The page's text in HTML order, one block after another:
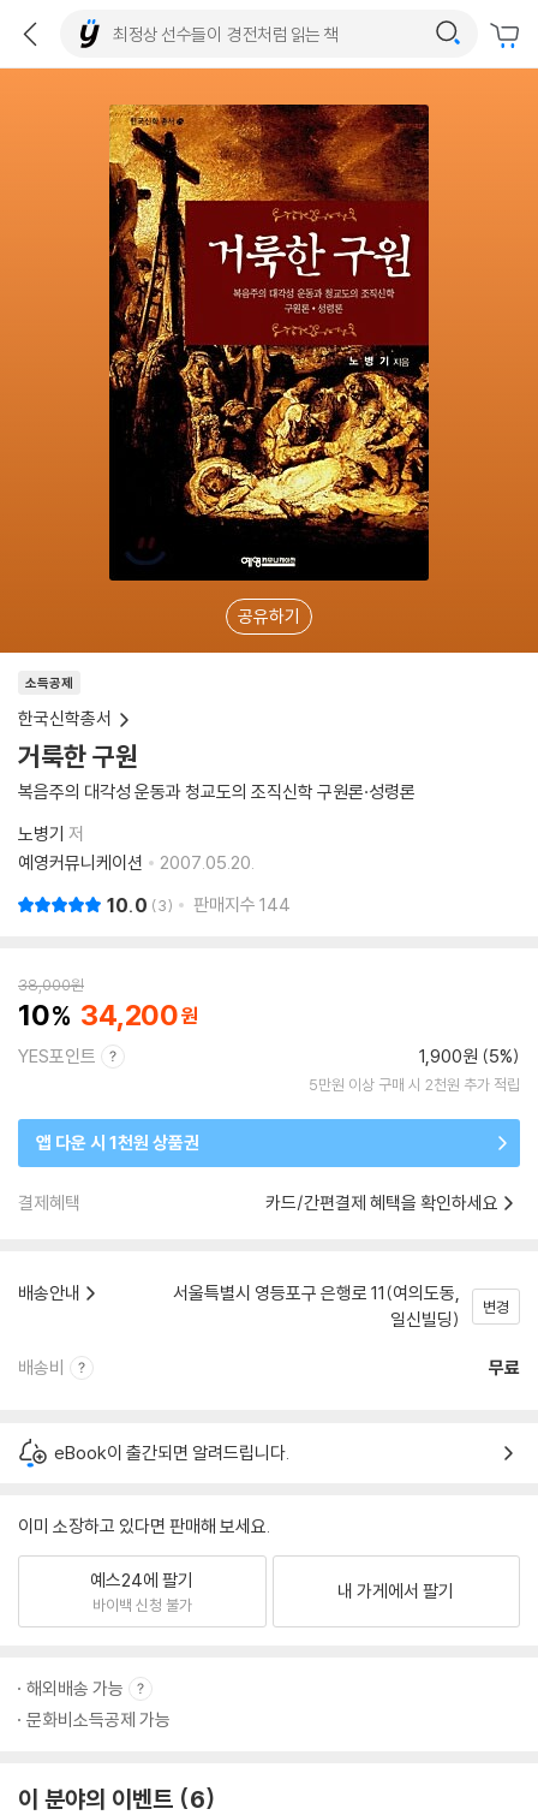
공유하기
소득공제
한국신학총서
거룩한 구원
복음주의 대각성 운동과 청교도의 조직신학 구원론·성령론
노병기 저
예영커뮤니케이션
2007.05.20.
10.0 3 판매지수 144
38,000원
10 34,200
YES포인트 1,900원 (5%)
5만원 이상 구매 시 2천원 추가 적립
앱 다운 시 1천원 상품권
결제혜택 카드/간편결제 혜택을 확인하세요
배송안내
서울특별시 영등포구 은행로 11(여의도동,
일신빌딩)
변경
배송비 무료
eBook이 출간되면 알려드립니다.
이미 소장하고 있다면 판매해 보세요.
예스24에 팔기
바이백 신청 불가
내 가게에서 팔기
해외배송 가능
문화비소득공제 가능
이 분야의 이벤트 6